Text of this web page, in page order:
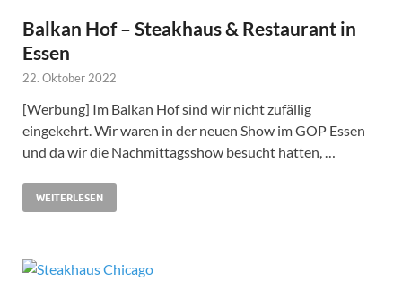
Balkan Hof – Steakhaus & Restaurant in
Essen
22. Oktober 2022
[Werbung] Im Balkan Hof sind wir nicht zufällig
eingekehrt. Wir waren in der neuen Show im GOP Essen
und da wir die Nachmittagsshow besucht hatten, …
WEITERLESEN